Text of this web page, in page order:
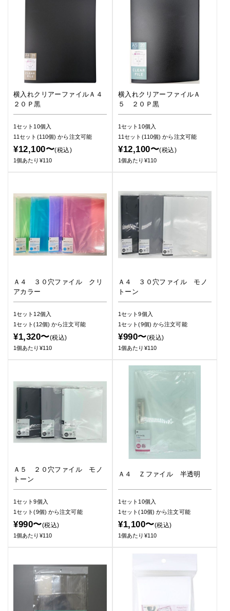
横入れクリアーファイルＡ４
２０Ｐ黒
1セット10個入
11セット(110個)から注文可能
¥12,100〜(税込)
1個あたり¥110
横入れクリアーファイルＡ
５ ２０Ｐ黒
1セット10個入
11セット(110個)から注文可能
¥12,100〜(税込)
1個あたり¥110
Ａ４ ３０穴ファイル クリ
アカラー
1セット12個入
1セット(12個)から注文可能
¥1,320〜(税込)
1個あたり¥110
Ａ４ ３０穴ファイル モノ
トーン
1セット9個入
1セット(9個) から注文可能
¥990〜(税込)
1個あたり¥110
Ａ５ ２０穴ファイル モノ
トーン
1セット9個入
1セット(9個) から注文可能
¥990〜(税込)
1個あたり¥110
Ａ４ Ｚファイル 半透明
1セット10個入
1セット(10個)から注文可能
¥1,100〜(税込)
1個あたり¥110